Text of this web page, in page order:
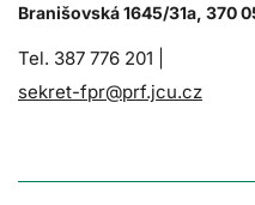
Branišovská 1645/31a, 370
Tel. 387 776 201 |
sekret-fpr@prf.jcu.cz